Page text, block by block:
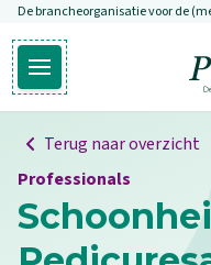
Overslaan en naar de
De brancheorganisatie voor de
Open hoofdmenu
Terug naar overzicht
Professionals